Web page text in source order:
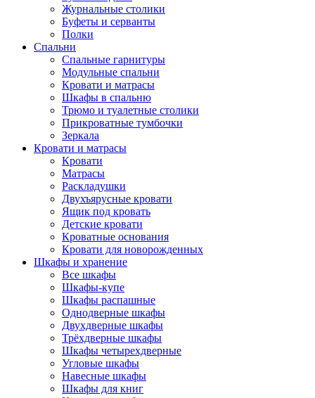
Журнальные столики
Буфеты и серванты
Полки
Спальни
Спальные гарнитуры
Модульные спальни
Кровати и матрасы
Шкафы в спальню
Трюмо и туалетные столики
Прикроватные тумбочки
Зеркала
Кровати и матрасы
Кровати
Матрасы
Раскладушки
Двухъярусные кровати
Ящик под кровать
Детские кровати
Кроватные основания
Кровати для новорожденных
Шкафы и хранение
Все шкафы
Шкафы-купе
Шкафы распашные
Однодверные шкафы
Двухдверные шкафы
Трёхдверные шкафы
Шкафы четырехдверные
Угловые шкафы
Навесные шкафы
Шкафы для книг